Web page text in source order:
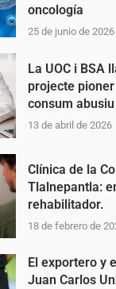
oncología
25 de junio de 2026
La UOC i BSA
projecte
consum
13 de abril de 2026
Clínica de la
Tlalnepantla:
rehabilitador.
18 de febrero de
El exportero y
Juan Carlos